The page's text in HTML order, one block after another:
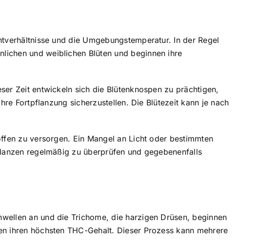
und die Umgebungstemperatur. In der Regel
und weiblichen Blüten und beginnen ihre
Zeit entwickeln sich die Blütenknospen zu prächtigen,
Fortpflanzung sicherzustellen. Die Blütezeit kann je nach
zu versorgen. Ein Mangel an Licht oder bestimmten
regelmäßig zu überprüfen und gegebenenfalls
an und die Trichome, die harzigen Drüsen, beginnen
ihren höchsten THC-Gehalt. Dieser Prozess kann mehrere